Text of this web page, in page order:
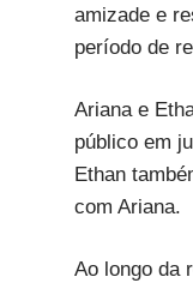
amizade e
período de
Ariana e
público em
Ethan
com Ariana.
Ao longo da